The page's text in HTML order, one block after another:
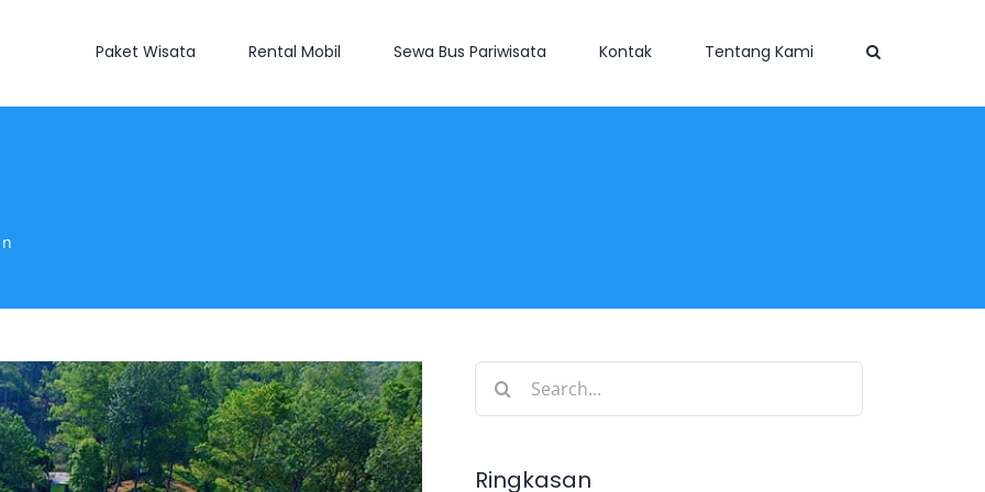
Paket Wisata Rental Mobil Sewa Bus Pariwisata Kontak Tentang Kami
Search
Ringkasan